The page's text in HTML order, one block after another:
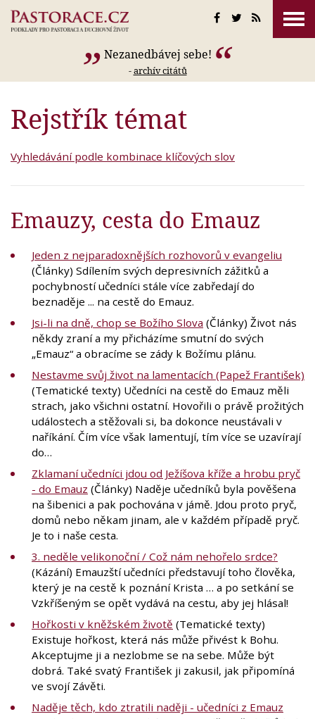
Nezanedbávej sebe!
-archív citátů
Rejstřík témat
Vyhledávání podle kombinace klíčových slov
Emauzy, cesta do Emauz
Jeden z nejparadoxnějších rozhovorů v evangeliu
(Články) Sdílením svých depresivních zážitků a
pochybností učedníci stále více zabředají do
beznaděje ... na cestě do Emauz.
Jsi-li na dně, chop se Božího Slova (Články) Život nás
někdy zraní a my přicházíme smutní do svých
„Emauz“ a obracíme se zády k Božímu plánu.
Nestavme svůj život na lamentacích (Papež František)
(Tematické texty) Učedníci na cestě do Emauz měli
strach, jako všichni ostatní. Hovořili o právě prožitých
událostech a stěžovali si, ba dokonce neustávali v
naříkání. Čím více však lamentují, tím více se uzavírají
do…
Zklamaní učedníci jdou od Ježíšova kříže a hrobu pryč
- do Emauz (Články) Naděje učedníků byla pověšena
na šibenici a pak pochována v jámě. Jdou proto pryč,
domů nebo někam jinam, ale v každém případě pryč.
Je to i naše cesta.
3. neděle velikonoční / Což nám nehořelo srdce?
(Kázání) Emauzští učedníci představují toho člověka,
který je na cestě k poznání Krista … a po setkání se
Vzkříšeným se opět vydává na cestu, aby jej hlásal!
Hořkosti v kněžském životě (Tematické texty)
Existuje hořkost, která nás může přivést k Bohu.
Akceptujme ji a nezlobme se na sebe. Může být
dobrá. Také svatý František ji zakusil, jak připomíná
ve svojí Závěti.
Naděje těch, kdo ztratili naději - učedníci z Emauz